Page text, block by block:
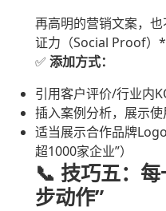
再高明的营销文案，
证力（Social Proof）
✅ 添加方式：
引用客户评价/行业内
插入案例分析，展示
适当展示合作品牌
超1000家企业”）
📞 技巧五：
步动作”